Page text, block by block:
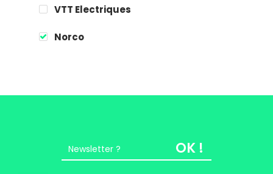
VTT Electriques
Norco
OK !